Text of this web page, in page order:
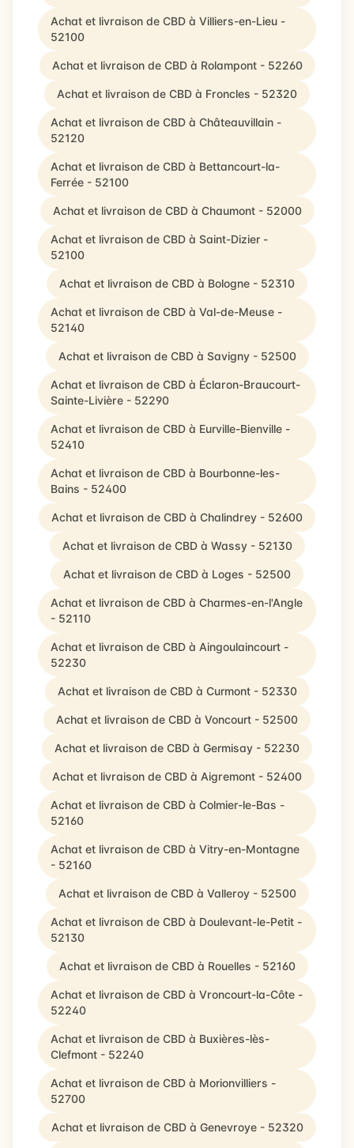
Achat et livraison de CBD à Villiers-en-Lieu -
52100
Achat et livraison de CBD à Rolampont - 52260
Achat et livraison de CBD à Froncles - 52320
Achat et livraison de CBD à Châteauvillain -
52120
Achat et livraison de CBD à Bettancourt-la-
Ferrée - 52100
Achat et livraison de CBD à Chaumont - 52000
Achat et livraison de CBD à Saint-Dizier -
52100
Achat et livraison de CBD à Bologne - 52310
Achat et livraison de CBD à Val-de-Meuse -
52140
Achat et livraison de CBD à Savigny - 52500
Achat et livraison de CBD à Éclaron-Braucourt-
Sainte-Livière - 52290
Achat et livraison de CBD à Eurville-Bienville -
52410
Achat et livraison de CBD à Bourbonne-les-
Bains - 52400
Achat et livraison de CBD à Chalindrey - 52600
Achat et livraison de CBD à Wassy - 52130
Achat et livraison de CBD à Loges - 52500
Achat et livraison de CBD à Charmes-en-l'Angle
- 52110
Achat et livraison de CBD à Aingoulaincourt -
52230
Achat et livraison de CBD à Curmont - 52330
Achat et livraison de CBD à Voncourt - 52500
Achat et livraison de CBD à Germisay - 52230
Achat et livraison de CBD à Aigremont - 52400
Achat et livraison de CBD à Colmier-le-Bas -
52160
Achat et livraison de CBD à Vitry-en-Montagne
- 52160
Achat et livraison de CBD à Valleroy - 52500
Achat et livraison de CBD à Doulevant-le-Petit -
52130
Achat et livraison de CBD à Rouelles - 52160
Achat et livraison de CBD à Vroncourt-la-Côte -
52240
Achat et livraison de CBD à Buxières-lès-
Clefmont - 52240
Achat et livraison de CBD à Morionvilliers -
52700
Achat et livraison de CBD à Genevroye - 52320